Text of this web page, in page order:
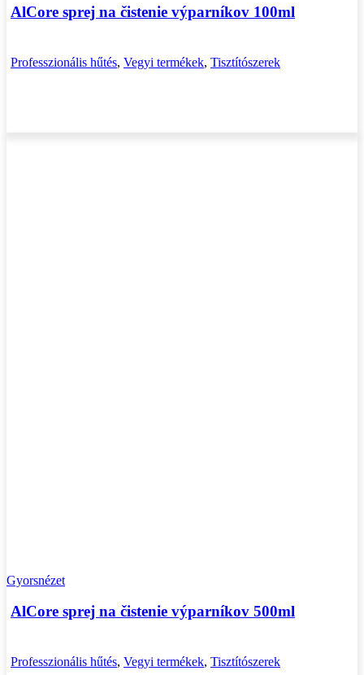
AlCore sprej na čistenie výparníkov 100ml
Professzionális hűtés, Vegyi termékek, Tisztítószerek
Gyorsnézet
AlCore sprej na čistenie výparníkov 500ml
Professzionális hűtés, Vegyi termékek, Tisztítószerek